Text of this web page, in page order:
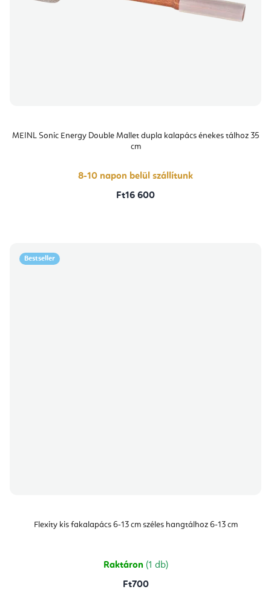
MEINL Sonic Energy Double Mallet dupla kalapács énekes tálhoz 35
cm
8-10 napon belül szállítunk
Ft16 600
Bestseller
Flexity kis fakalapács 6-13 cm széles hangtálhoz 6-13 cm
Raktáron (1 db)
Ft700